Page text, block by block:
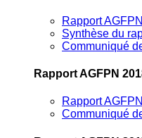
Rapport
Synthèse du
Communiqué
Rapport AGFPN
Rapport
Communiqué